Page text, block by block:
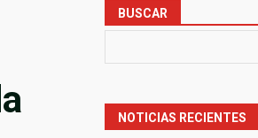
BUSCAR
NOTICIAS RECIENTES